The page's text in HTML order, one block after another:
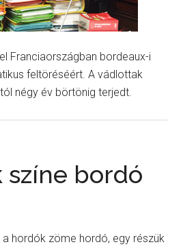
Franciaországban bordeaux-i
feltöréséért. A vádlottak
négy év börtönig terjedt.
színe bordó
hordók zöme hordó, egy részük